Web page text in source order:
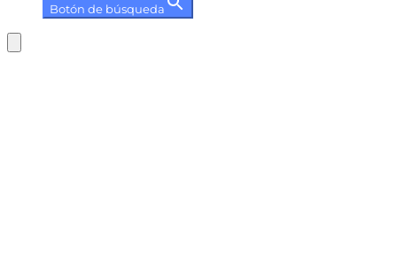
Botón de búsqueda